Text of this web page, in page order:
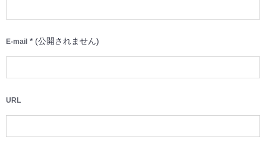
E-mail * (公開されません)
URL